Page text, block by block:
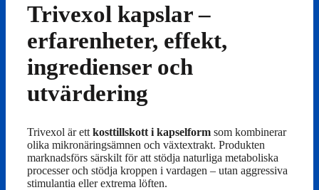
Trivexol kapslar –
erfarenheter, effekt,
ingredienser och
utvärdering
Trivexol är ett kosttillskott i kapselform som kombinerar
olika mikronäringsämnen och växtextrakt. Produkten
marknadsförs särskilt för att stödja naturliga metaboliska
processer och stödja kroppen i vardagen – utan aggressiva
stimulantia eller extrema löften.